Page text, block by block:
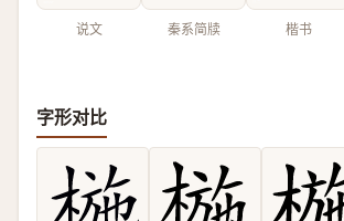
说文 秦系简牍 楷书
字形对比